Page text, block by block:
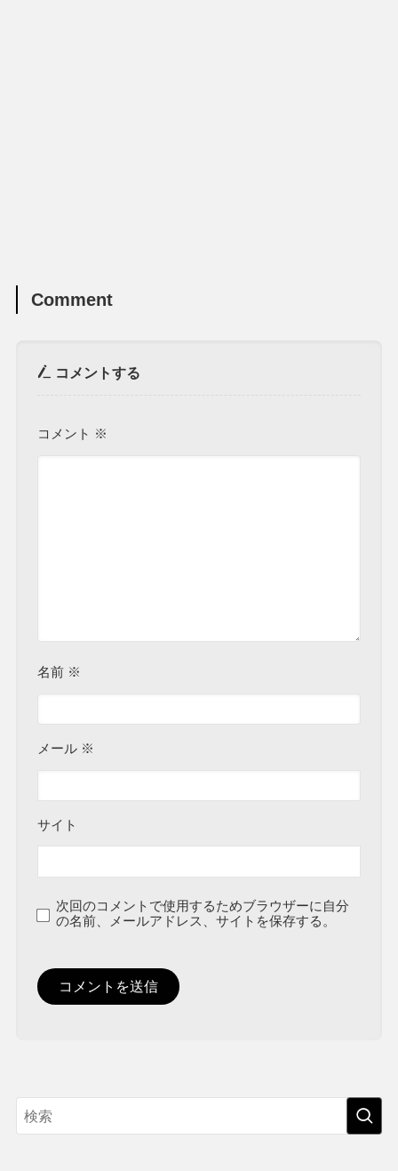
Comment
コメントする
コメント ※
名前 ※
メール ※
サイト
次回のコメントで使用するためブラウザーに自分
の名前、メールアドレス、サイトを保存する。